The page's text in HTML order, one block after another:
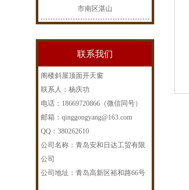
市南区湛山
联系我们
阁楼斜屋顶面开天窗
联系人：杨庆功
电话：18669720866（微信同号）
邮箱：qinggongyang@163.com
QQ：380262610
公司名称：青岛安和日达工贸有限
公司
公司地址：青岛高新区裕和路66号